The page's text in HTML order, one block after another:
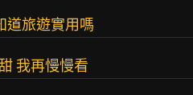
道旅遊實用嗎
我再慢慢看